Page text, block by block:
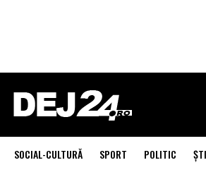
SOCIAL-CULTURĂ SPORT POLITIC